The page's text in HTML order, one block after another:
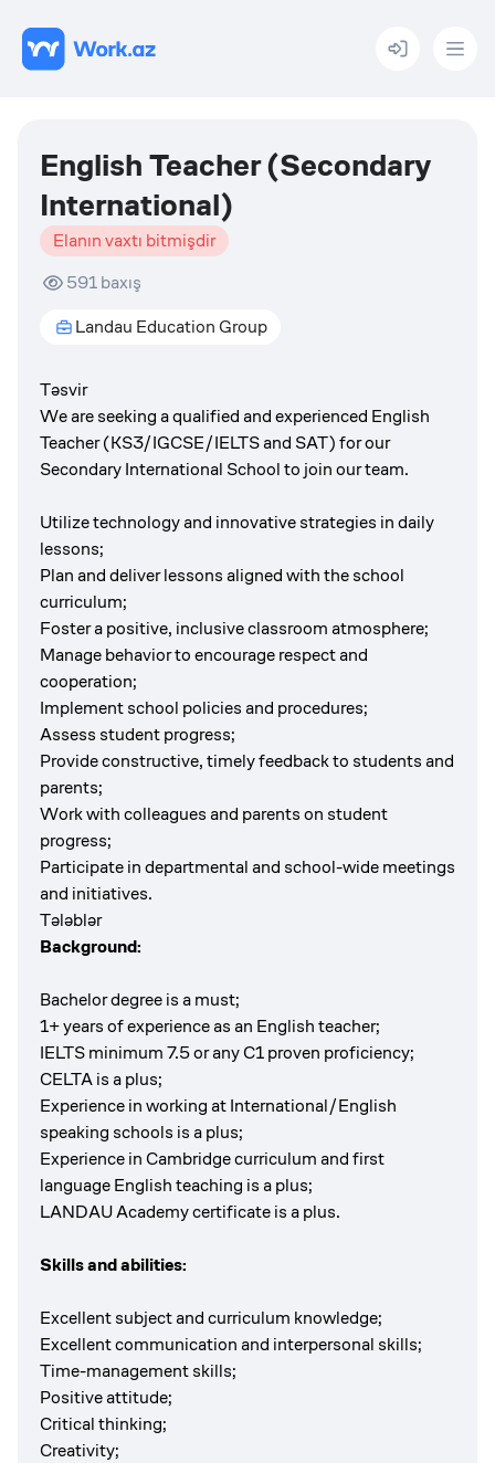
Menu
English Teacher (Secondary
International)
Elanın vaxtı bitmişdir
591baxış
Landau Education Group
Təsvir
We are seeking a qualified and experienced English
Teacher (KS3/IGCSE/IELTS and SAT) for our
Secondary International School to join our team.
Utilize technology and innovative strategies in daily
lessons;
Plan and deliver lessons aligned with the school
curriculum;
Foster a positive, inclusive classroom atmosphere;
Manage behavior to encourage respect and
cooperation;
Implement school policies and procedures;
Assess student progress;
Provide constructive, timely feedback to students and
parents;
Work with colleagues and parents on student
progress;
Participate in departmental and school-wide meetings
and initiatives.
Tələblər
Background:
Bachelor degree is a must;
1+ years of experience as an English teacher;
IELTS minimum 7.5 or any C1 proven proficiency;
CELTA is a plus;
Experience in working at International/English
speaking schools is a plus;
Experience in Cambridge curriculum and first
language English teaching is a plus;
LANDAU Academy certificate is a plus.
Skills and abilities:
Excellent subject and curriculum knowledge;
Excellent communication and interpersonal skills;
Time-management skills;
Positive attitude;
Critical thinking;
Creativity;